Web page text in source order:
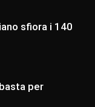
sfiora i 140
per